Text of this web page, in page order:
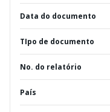
Data do documento
TIpo de documento
No. do relatório
País